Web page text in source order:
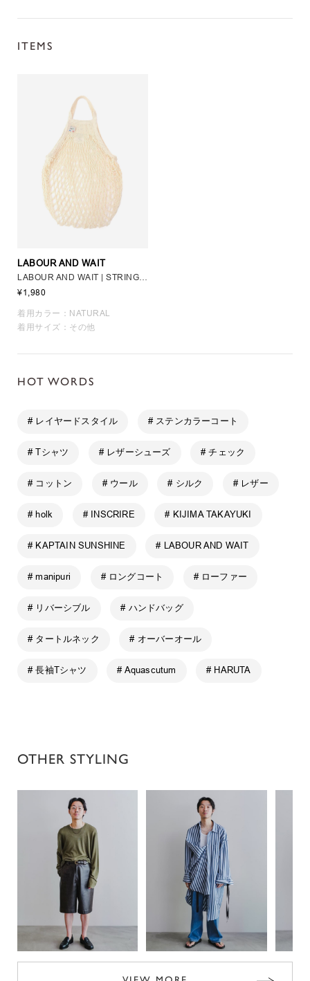
ITEMS
LABOUR AND WAIT
¥1,980
着用カラー：NATURAL
着用サイズ：その他
HOT WORDS
# レイヤードスタイル # ステンカラーコート
# Tシャツ # レザーシューズ # チェック
# コットン # ウール # シルク # レザー
# holk # INSCRIRE # KIJIMA TAKAYUKI
# KAPTAIN SUNSHINE # LABOUR AND WAIT
# manipuri # ロングコート # ローファー
# リバーシブル # ハンドバッグ
# タートルネック # オーバーオール
# 長袖Tシャツ # Aquascutum # HARUTA
OTHER STYLING